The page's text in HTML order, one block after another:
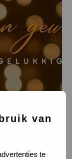
van
te